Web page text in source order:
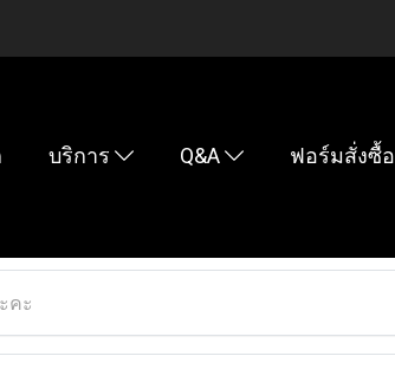
บริการ Q&A ฟอร์มสั่งซื้อ
คะ